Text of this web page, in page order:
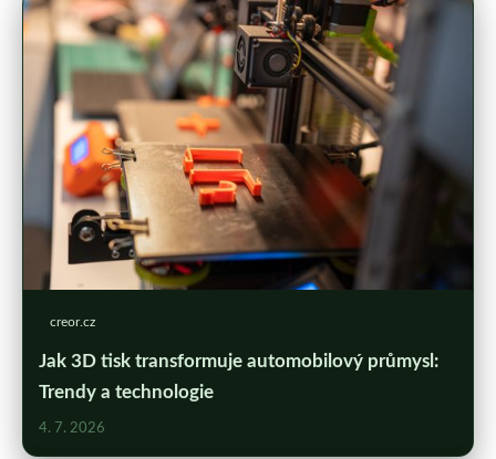
creor.cz
Jak 3D tisk transformuje automobilový průmysl:
Trendy a technologie
4. 7. 2026